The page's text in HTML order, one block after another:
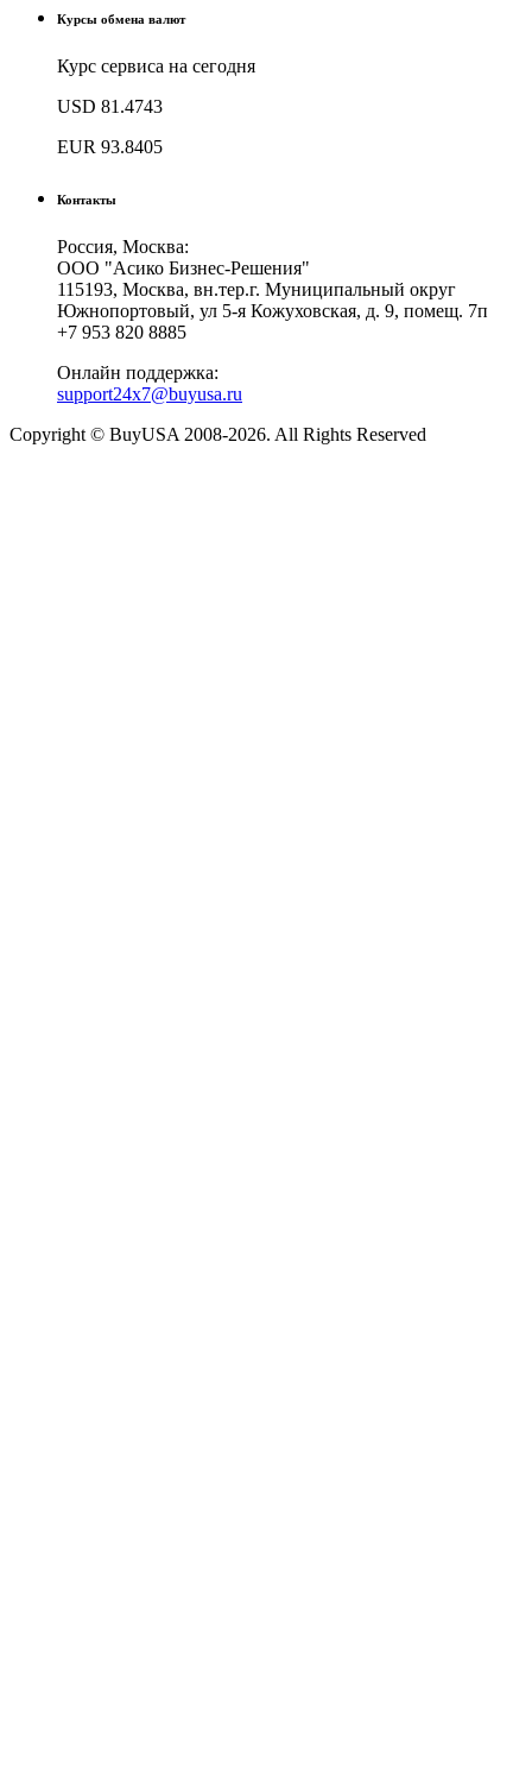
Курсы обмена валют
Курс сервиса на сегодня
USD 81.4743
EUR 93.8405
Контакты
Россия, Москва:
ООО "Асико Бизнес-Решения"
115193, Москва, вн.тер.г. Муниципальный округ
Южнопортовый, ул 5-я Кожуховская, д. 9, помещ. 7п
+7 953 820 8885
Онлайн поддержка:
support24x7@buyusa.ru
Copyright © BuyUSA 2008-2026. All Rights Reserved